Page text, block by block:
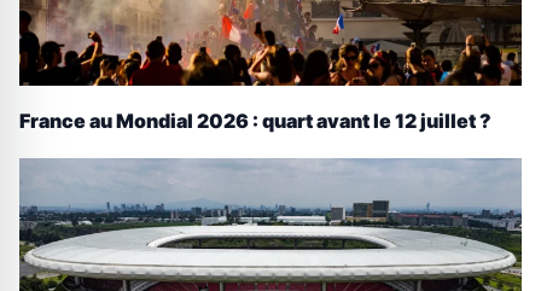
France au Mondial 2026 : quart avant le 12 juillet ?